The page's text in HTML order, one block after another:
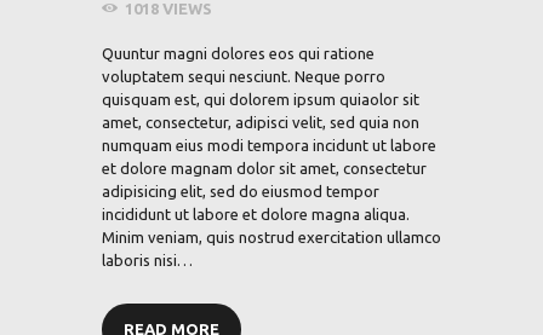
1018 VIEWS
Quuntur magni dolores eos qui ratione
voluptatem sequi nesciunt. Neque porro
quisquam est, qui dolorem ipsum quiaolor sit
amet, consectetur, adipisci velit, sed quia non
numquam eius modi tempora incidunt ut labore
et dolore magnam dolor sit amet, consectetur
adipisicing elit, sed do eiusmod tempor
incididunt ut labore et dolore magna aliqua.
Minim veniam, quis nostrud exercitation ullamco
laboris nisi…
READ MORE